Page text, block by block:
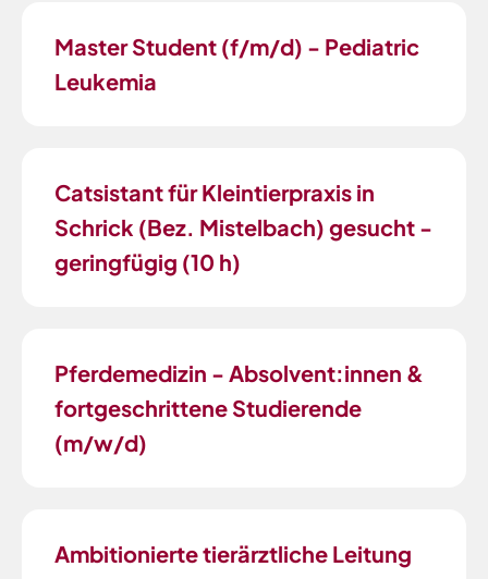
Master Student (f/m/d) - Pediatric
Leukemia
Catsistant für Kleintierpraxis in
Schrick (Bez. Mistelbach) gesucht -
geringfügig (10 h)
Pferdemedizin - Absolvent:innen &
fortgeschrittene Studierende
(m/w/d)
Ambitionierte tierärztliche Leitung